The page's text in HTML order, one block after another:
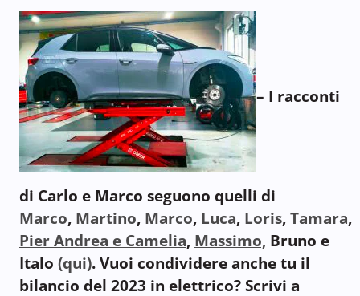
– I racconti
di Carlo e Marco seguono quelli di
Marco, Martino, Marco, Luca, Loris, Tamara,
Pier Andrea e Camelia, Massimo, Bruno e
Italo (qui). Vuoi condividere anche tu il
bilancio del 2023 in elettrico? Scrivi a